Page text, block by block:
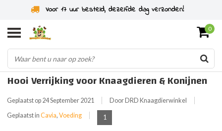
Voor 17 uur besteld, dezelfde dag verzonden!
0
Hooi Verrijking voor Knaagdieren & Konijnen
Geplaatst op 24 September 2021
Door DRD Knaagdierwinkel
Geplaatst in Cavia, Voeding 1